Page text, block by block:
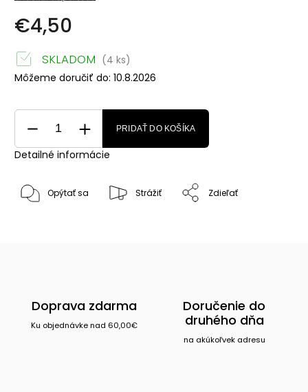
€4,50
SKLADOM (4 ks)
Môžeme doručiť do: 10.8.2026
PRIDAŤ DO KOŠÍKA
Detailné informácie
Opýtať sa Strážiť Zdieľať
Doprava zdarma
Ku objednávke nad 60,00€
Doručenie do
druhého dňa
na akúkoľvek adresu